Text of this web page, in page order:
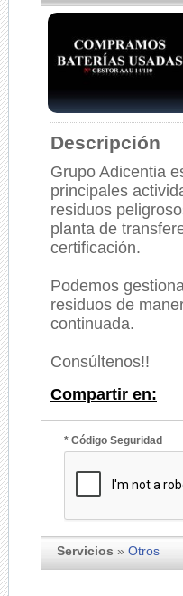
Descripción
Grupo Adicentia
principales
residuos
planta de
certificación.
Podemos
residuos de
continuada.
Consúltenos!!
Compartir en:
* Código Seguridad
Servicios » Otros